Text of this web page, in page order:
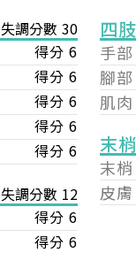
失調分數 30
得分 6
得分 6
得分 6
得分 6
得分 6
失調分數 12
得分 6
得分 6
四
手部
腳部
肌肉
末
末梢
皮膚